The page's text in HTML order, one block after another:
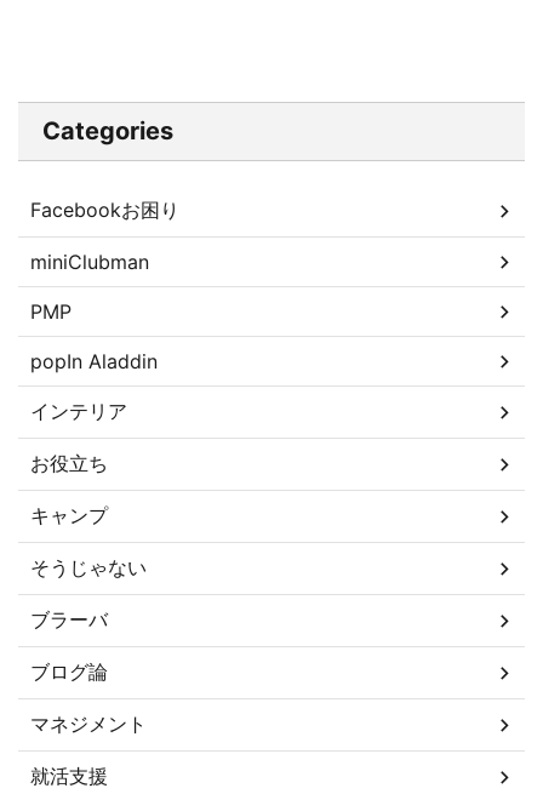
Categories
Facebookお困り
miniClubman
PMP
popIn Aladdin
インテリア
お役立ち
キャンプ
そうじゃない
ブラーバ
ブログ論
マネジメント
就活支援